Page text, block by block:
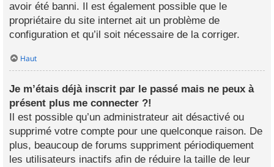
avoir été banni. Il est également possible que le
propriétaire du site internet ait un problème de
configuration et qu’il soit nécessaire de la corriger.
Haut
Je m’étais déjà inscrit par le passé mais ne peux à
présent plus me connecter ?!
Il est possible qu’un administrateur ait désactivé ou
supprimé votre compte pour une quelconque raison. De
plus, beaucoup de forums suppriment périodiquement
les utilisateurs inactifs afin de réduire la taille de leur